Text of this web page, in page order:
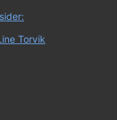
Torvik